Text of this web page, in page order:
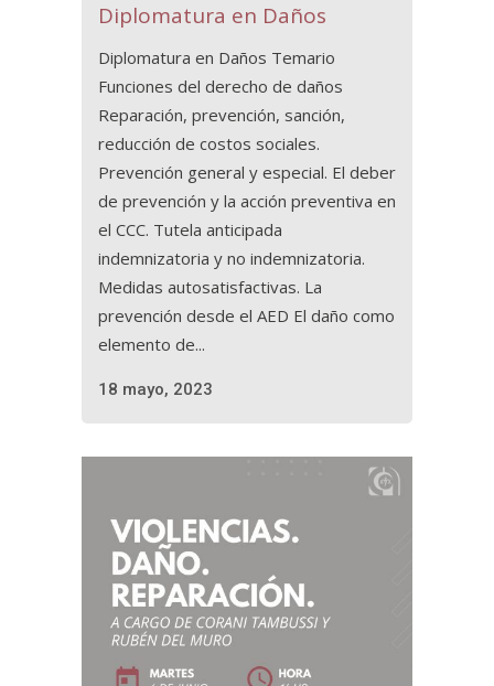
Diplomatura en Daños
Diplomatura en Daños Temario
Funciones del derecho de daños
Reparación, prevención, sanción,
reducción de costos sociales.
Prevención general y especial. El deber
de prevención y la acción preventiva en
el CCC. Tutela anticipada
indemnizatoria y no indemnizatoria.
Medidas autosatisfactivas. La
prevención desde el AED El daño como
elemento de...
18 mayo, 2023